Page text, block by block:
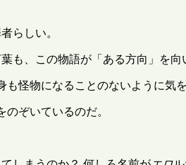
らしい。
も、この物語が「ある方向」を
怪物になることのないように気
ぞいているのだ。